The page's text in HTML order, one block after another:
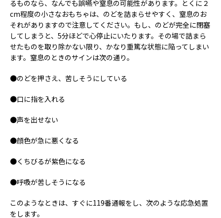
るものなら、なんでも誤嚥や窒息の可能性があります。とくに２
cm程度の小さなおもちゃは、のどを詰まらせやすく、窒息のお
それがありますので注意してください。もし、のどが完全に閉塞
してしまうと、5分ほどで心停止にいたります。その場で詰まら
せたものを取り除かない限り、かなり重篤な状態に陥ってしまい
ます。窒息のときのサインは次の通り。
●のどを押さえ、苦しそうにしている
●口に指を入れる
●声を出せない
●顔色が急に悪くなる
●くちびるが紫色になる
●呼吸が苦しそうになる
このようなときは、すぐに119番通報をし、次のような応急処置
をします。